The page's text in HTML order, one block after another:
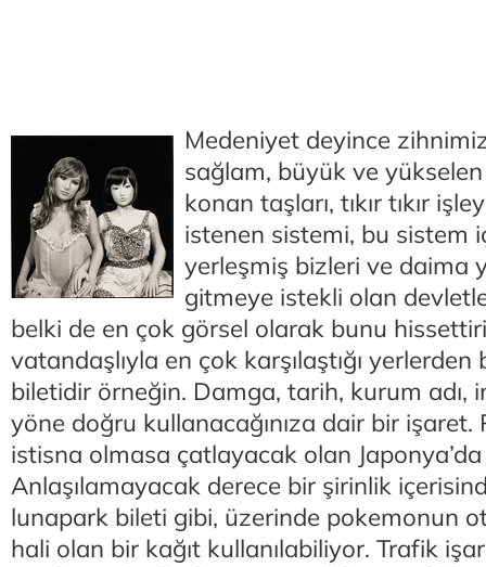
Medeniyet deyince
sağlam, büyük ve yükselen
konan taşları, tıkır tıkır
istenen sistemi, bu sistem
yerleşmiş bizleri ve daima
gitmeye istekli olan
belki de en çok görsel olarak bunu
vatandaşlıyla en çok karşılaştığı
biletidir örneğin. Damga, tarih, kurum adı,
yöne doğru kullanacağınıza dair bir
istisna olmasa çatlayacak olan
Anlaşılamayacak derece bir şirinlik
lunapark bileti gibi, üzerinde pokemonun
hali olan bir kağıt kullanılabiliyor. Trafik